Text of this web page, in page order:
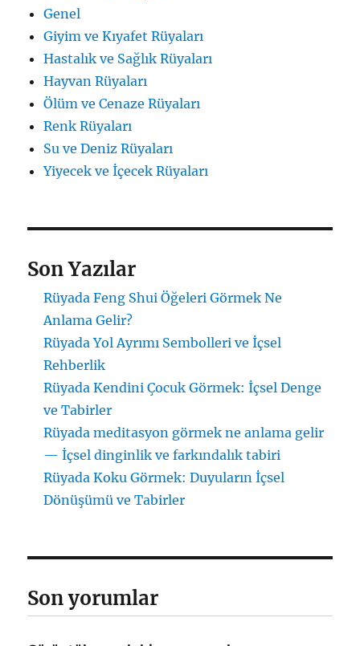
Genel
Giyim ve Kıyafet Rüyaları
Hastalık ve Sağlık Rüyaları
Hayvan Rüyaları
Ölüm ve Cenaze Rüyaları
Renk Rüyaları
Su ve Deniz Rüyaları
Yiyecek ve İçecek Rüyaları
Son Yazılar
Rüyada Feng Shui Öğeleri Görmek Ne
Anlama Gelir?
Rüyada Yol Ayrımı Sembolleri ve İçsel
Rehberlik
Rüyada Kendini Çocuk Görmek: İçsel Denge
ve Tabirler
Rüyada meditasyon görmek ne anlama gelir
— İçsel dinginlik ve farkındalık tabiri
Rüyada Koku Görmek: Duyuların İçsel
Dönüşümü ve Tabirler
Son yorumlar